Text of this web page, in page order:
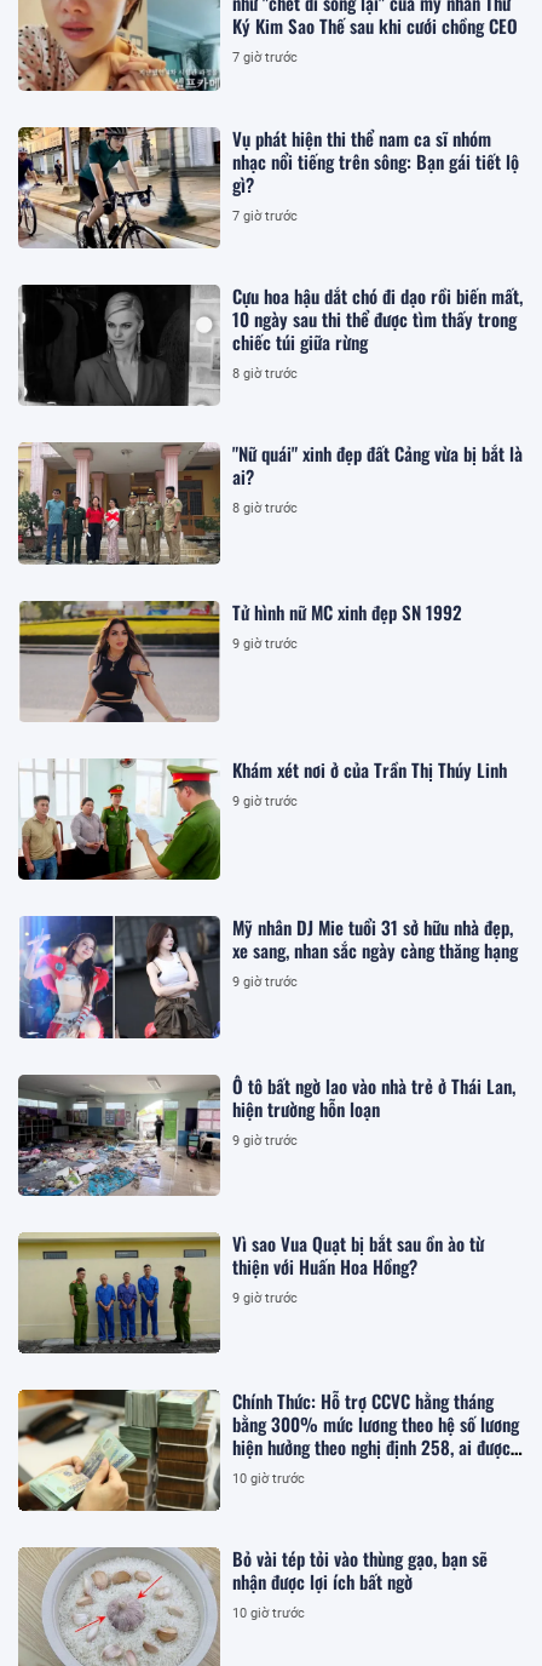
Ký Kim Sao Thế sau khi cưới chồng CEO
7 giờ trước
Vụ phát hiện thi thể nam ca sĩ nhóm
nhạc nổi tiếng trên sông: Bạn gái tiết lộ
gì?
7 giờ trước
Cựu hoa hậu dắt chó đi dạo rồi biến mất,
10 ngày sau thi thể được tìm thấy trong
chiếc túi giữa rừng
8 giờ trước
"Nữ quái" xinh đẹp đất Cảng vừa bị bắt là
ai?
8 giờ trước
Tử hình nữ MC xinh đẹp SN 1992
9 giờ trước
Khám xét nơi ở của Trần Thị Thúy Linh
9 giờ trước
Mỹ nhân DJ Mie tuổi 31 sở hữu nhà đẹp,
xe sang, nhan sắc ngày càng thăng hạng
9 giờ trước
Ô tô bất ngờ lao vào nhà trẻ ở Thái Lan,
hiện trường hỗn loạn
9 giờ trước
Vì sao Vua Quạt bị bắt sau ồn ào từ
thiện với Huấn Hoa Hồng?
9 giờ trước
Chính Thức: Hỗ trợ CCVC hằng tháng
bằng 300% mức lương theo hệ số lương
hiện hưởng theo nghị định 258, ai được
hưởng?
10 giờ trước
Bỏ vài tép tỏi vào thùng gạo, bạn sẽ
nhận được lợi ích bất ngờ
10 giờ trước